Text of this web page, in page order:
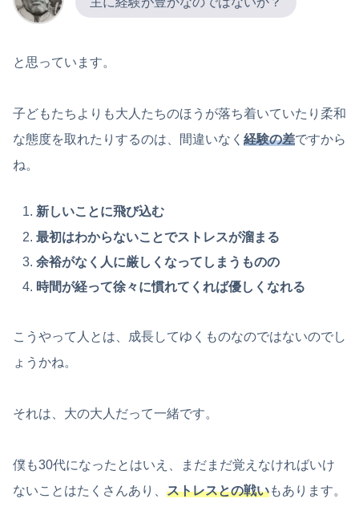
と思っています。
子どもたちよりも大人たちのほうが落ち着いていたり柔和
な態度を取れたりするのは、間違いなく 経験の差ですから
ね。
新しいことに飛び込む
最初はわからないことでストレスが溜まる
余裕がなく人に厳しくなってしまうものの
時間が経って徐々に慣れてくれば優しくなれる
こうやって人とは、成長してゆくものなのではないのでし
ょうかね。
それは、大の大人だって一緒です。
僕も30代になったとはいえ、まだまだ覚えなければいけ
ないことはたくさんあり、 ストレスとの戦いもあります。